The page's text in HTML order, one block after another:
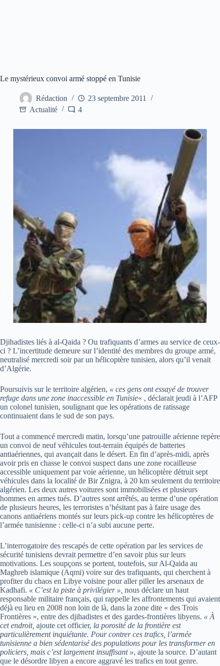
Le mystérieux convoi armé stoppé en Tunisie
Rédaction
23 septembre 2011
Actualité
4
Djihadistes liés à al-Qaida ? Ou trafiquants d’armes au service de ceux-
ci ? L’incertitude demeure sur l’identité des membres du groupe armé,
neutralisé mercredi soir par un hélicoptère tunisien, alors qu’il venait
d’Algérie.
Poursuivis sur le territoire algérien, « ces gens ont essayé de trouver
refuge dans une zone inaccessible en Tunisie« , déclarait jeudi à l’AFP
un colonel tunisien, soulignant que les opérations de ratissage
continuaient dans le sud de son pays.
Tout a commencé mercredi matin, lorsqu’une patrouille aérienne repère
un convoi de neuf véhicules tout-terrain équipés de batteries
antiaériennes, qui avançait dans le désert. En fin d’après-midi, après
avoir pris en chasse le convoi suspect dans une zone rocailleuse
accessible uniquement par voie aérienne, un hélicoptère détruit sept
véhicules dans la localité de Bir Znigra, à 20 km seulement du territoire
algérien. Les deux autres voitures sont immobilisées et plusieurs
hommes en armes tués. D’autres sont arrêtés, au terme d’une opération
de plusieurs heures, les terroristes n’hésitant pas à faire usage des
canons antiaériens montés sur leurs pick-up contre les hélicoptères de
l’armée tunisienne : celle-ci n’a subi aucune perte.
L’interrogatoire des rescapés de cette opération par les services de
sécurité tunisiens devrait permettre d’en savoir plus sur leurs
motivations. Les soupçons se portent, toutefois, sur Al-Qaida au
Maghreb islamique (Aqmi) voire sur des trafiquants, qui cherchent à
profiter du chaos en Libye voisine pour aller piller les arsenaux de
Kadhafi. « C’est la piste à privilégier », nous déclare un haut
responsable militaire français, qui rappelle les affrontements qui avaient
déjà eu lieu en 2008 non loin de là, dans la zone dite « des Trois
Frontières », entre des djihadistes et des gardes-frontières libyens. « À
cet endroit, ajoute cet officier, la porosité de la frontière est
particulièrement inquiétante. Pour contrer ces trafics, l’armée
tunisienne a bien sédentarisé des populations pour les transformer en
policiers, mais c’est largement insuffisant », ajoute la source. D’autant
que le désordre libyen a encore aggravé les trafics en tout genre.